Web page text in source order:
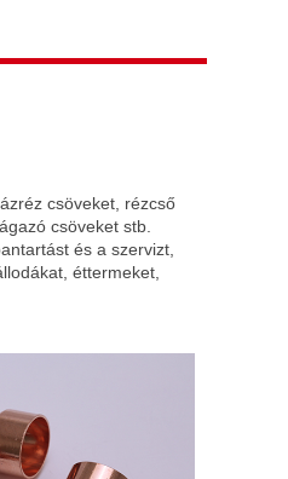
csöveket, rézcső
csöveket stb.
és a szervizt,
éttermeket,